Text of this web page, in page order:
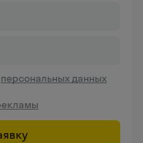
персональных данных